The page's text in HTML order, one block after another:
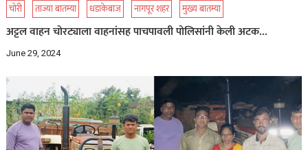
चोरी ताज्या बातम्या धडाकेबाज नागपूर शहर मुख्य बातम्या
अट्टल वाहन चोरट्याला वाहनांसह पाचपावली पोलिसांनी केली अटक…
June 29, 2024